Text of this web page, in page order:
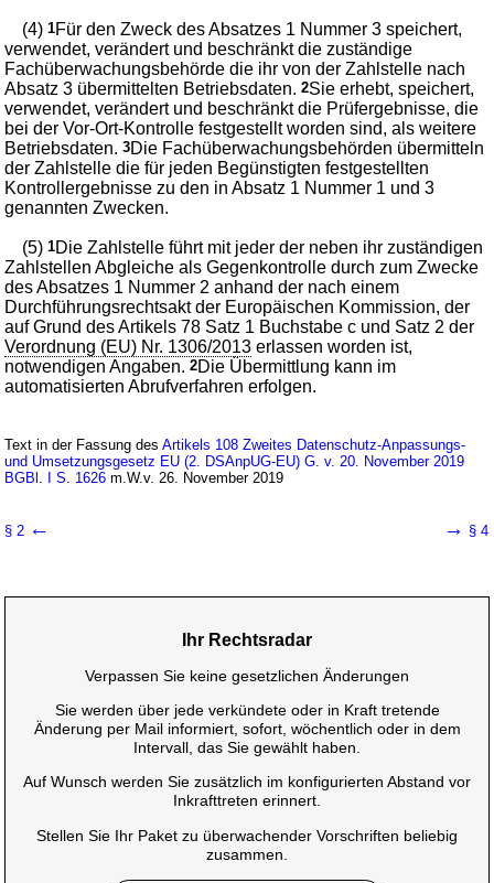
(4)1Für den Zweck des Absatzes 1 Nummer 3 speichert,
verwendet, verändert und beschränkt die zuständige
Fachüberwachungsbehörde die ihr von der Zahlstelle nach
Absatz 3 übermittelten Betriebsdaten.2Sie erhebt, speichert,
verwendet, verändert und beschränkt die Prüfergebnisse, die
bei der Vor-Ort-Kontrolle festgestellt worden sind, als weitere
Betriebsdaten.3Die Fachüberwachungsbehörden übermitteln
der Zahlstelle die für jeden Begünstigten festgestellten
Kontrollergebnisse zu den in Absatz 1 Nummer 1 und 3
genannten Zwecken.
(5)1Die Zahlstelle führt mit jeder der neben ihr zuständigen
Zahlstellen Abgleiche als Gegenkontrolle durch zum Zwecke
des Absatzes 1 Nummer 2 anhand der nach einem
Durchführungsrechtsakt der Europäischen Kommission, der
auf Grund des Artikels 78 Satz 1 Buchstabe c und Satz 2 der
Verordnung (EU) Nr. 1306/2013 erlassen worden ist,
notwendigen Angaben.2Die Übermittlung kann im
automatisierten Abrufverfahren erfolgen.
Text in der Fassung desArtikels 108 Zweites Datenschutz-Anpassungs-
und Umsetzungsgesetz EU (2. DSAnpUG-EU) G. v. 20. November 2019
BGBl. I S. 1626 m.W.v. 26. November 2019
§ 2 ← → § 4
Ihr Rechtsradar
Verpassen Sie keine gesetzlichen Änderungen
Sie werden über jede verkündete oder in Kraft tretende
Änderung per Mail informiert, sofort, wöchentlich oder in dem
Intervall, das Sie gewählt haben.
Auf Wunsch werden Sie zusätzlich im konfigurierten Abstand vor
Inkrafttreten erinnert.
Stellen Sie Ihr Paket zu überwachender Vorschriften beliebig
zusammen.